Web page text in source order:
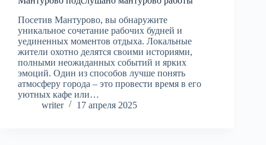
Посетив Мантурово, вы обнаружите
уникальное сочетание рабочих будней и
уединенных моментов отдыха. Локальные
жители охотно делятся своими историями,
полными неожиданных событий и ярких
эмоций. Один из способов лучше понять
атмосферу города – это провести время в его
уютных кафе или…
writer
17 апреля 2025